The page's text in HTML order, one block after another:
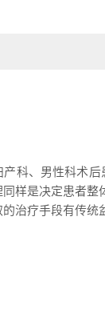
科、男性科术
样是决定患者整
治疗手段有传统